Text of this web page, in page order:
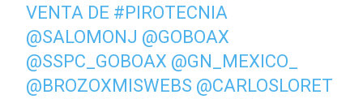
VENTA DE #PIROTECNIA
@SALOMONJ @GOBOAX
@SSPC_GOBOAX @GN_MEXICO_
@BROZOXMISWEBS @CARLOSLORET